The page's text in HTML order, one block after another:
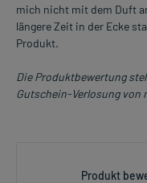
mich nicht mit dem Duft
längere Zeit in der Ecke
Produkt.
Die Produktbewertung
Gutschein-Verlosung von
Produkt